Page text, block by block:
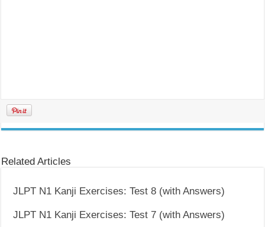
Related Articles
JLPT N1 Kanji Exercises: Test 8 (with Answers)
JLPT N1 Kanji Exercises: Test 7 (with Answers)